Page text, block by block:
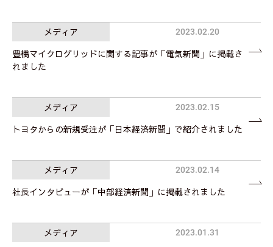
メディア
豊橋マイクログリッドに関する記事が「電気新聞」に掲載さ
れました
2023.02.20
メディア
トヨタからの新規受注が「日本経済新聞」で紹介されました
2023.02.15
メディア
社長インタビューが「中部経済新聞」に掲載されました
2023.02.14
メディア
2023.01.31